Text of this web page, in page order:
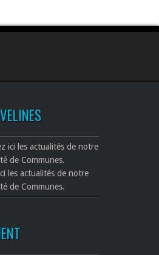
les actualités de notre
de Communes.